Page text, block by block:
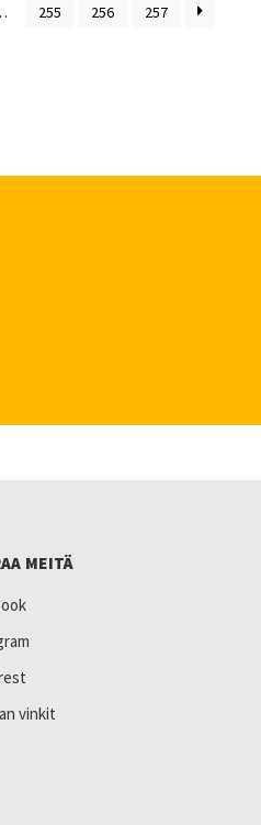
255 256 257
MEITÄ
vinkit